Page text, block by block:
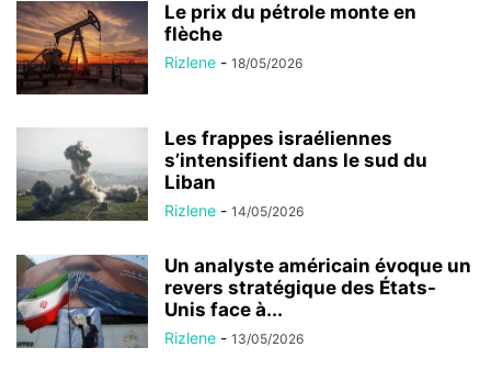
Le prix du pétrole monte en
flèche
Rizlene - 18/05/2026
Les frappes israéliennes
s’intensifient dans le sud du
Liban
Rizlene - 14/05/2026
Un analyste américain évoque un
revers stratégique des États-
Unis face à...
Rizlene - 13/05/2026